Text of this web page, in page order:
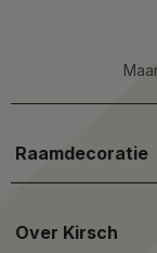
Raamdecoratie
Over Kirsch